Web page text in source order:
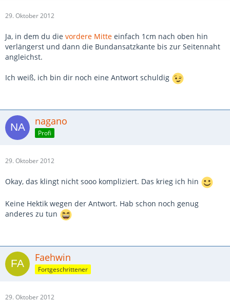
29. Oktober 2012
Ja, in dem du die vordere Mitte einfach 1cm nach oben hin
verlängerst und dann die Bundansatzkante bis zur Seitennaht
angleichst.
Ich weiß, ich bin dir noch eine Antwort schuldig
nagano
Profi
29. Oktober 2012
Okay, das klingt nicht sooo kompliziert. Das krieg ich hin
Keine Hektik wegen der Antwort. Hab schon noch genug
anderes zu tun
Faehwin
Fortgeschrittener
29. Oktober 2012